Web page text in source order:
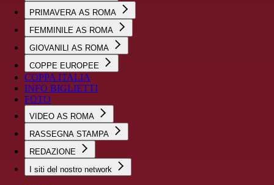
PRIMAVERA AS ROMA
FEMMINILE AS ROMA
GIOVANILI AS ROMA
COPPE EUROPEE
COPPA ITALIA
INFO BIGLIETTI
FOTO
VIDEO AS ROMA
RASSEGNA STAMPA
REDAZIONE
I siti del nostro network